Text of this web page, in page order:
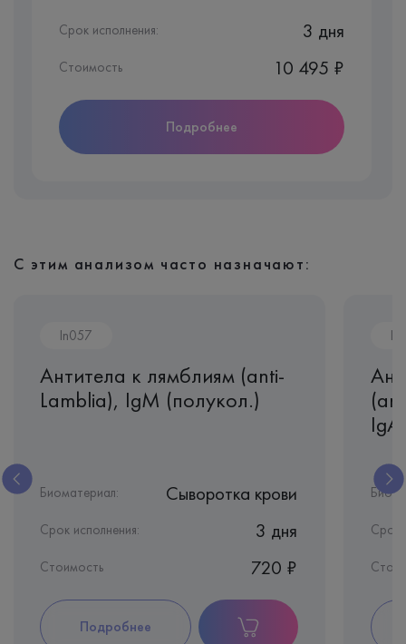
Срок исполнения: 3 дня
Стоимость 10 495 ₽
Подробнее
С этим анализом часто назначают:
In057
Антитела к лямблиям (anti-
Lamblia), IgМ (полукол.)
Биоматериал: Сыворотка крови
Срок исполнения: 3 дня
Стоимость 720 ₽
Подробнее
Срок